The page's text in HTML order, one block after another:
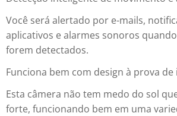
Você será alertado por e-mails,
aplicativos e alarmes sonoros
forem detectados.
Funciona bem com design à prova
Esta câmera não tem medo do sol
forte, funcionando bem em uma